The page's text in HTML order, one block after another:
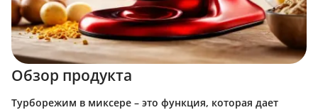
Обзор продукта
Турборежим в миксере – это функция, которая дает